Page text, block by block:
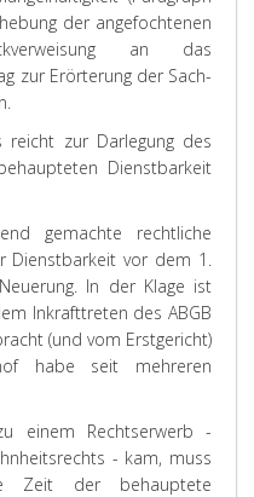
der angefochtenen
an das
zur Erörterung der Sach-
reicht zur Darlegung des
Dienstbarkeit
gemachte rechtliche
Dienstbarkeit vor dem 1.
In der Klage ist
Inkrafttreten des ABGB
(und vom Erstgericht)
habe seit mehreren
einem Rechtserwerb -
- kam, muss
Zeit der behauptete